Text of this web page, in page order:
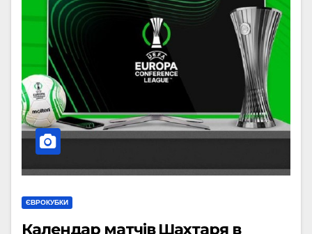
ЄВРОКУБКИ
Календар матчів Шахтаря в